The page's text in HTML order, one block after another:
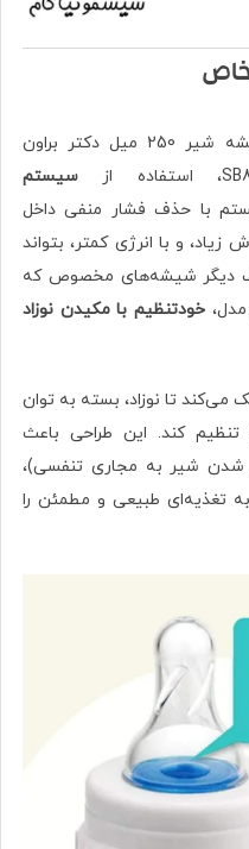
خاص
یکی از ویژگی‌های منحصربه‌فرد شیشه شیر 250 میل دکتر براون
سیستم
با حذف فشار منفی داخل
و با انرژی کمتر، بتواند
دیگر شیشه‌های مخصوص که
مدل،خودتنظیم با مکیدن نوزاد
می‌کند تا نوزاد، بسته به توان
کند. این طراحی باعث
شدن شیر به مجاری تنفسی)،
تغذیه‌ای طبیعی و مطمئن را